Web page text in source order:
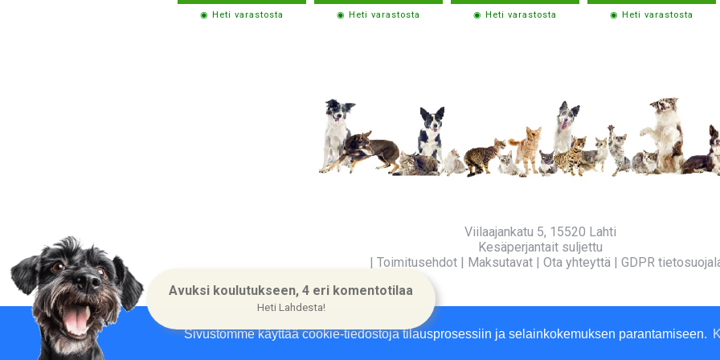
Sivustomme käyttää cookie-tiedostoja tilausprosessiin ja selainkokemuksen parantamiseen.
◉ Heti varastosta ◉ Heti varastosta ◉ Heti varastosta ◉ Heti varastosta
Viilaajankatu 5, 15520 Lahti
Kesäperjantait suljettu
| Toimitusehdot| Maksutavat| Ota yhteyttä| GDPR
Avuksi koulutukseen, 4 eri komentotilaa
Heti Lahdesta!